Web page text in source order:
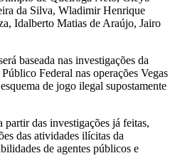
da Silva, Wladimir Henrique
Idalberto Matias de Araújo, Jairo
baseada nas investigações da
Federal nas operações Vegas
de jogo ilegal supostamente
das investigações já feitas,
das atividades ilícitas da
de agentes públicos e